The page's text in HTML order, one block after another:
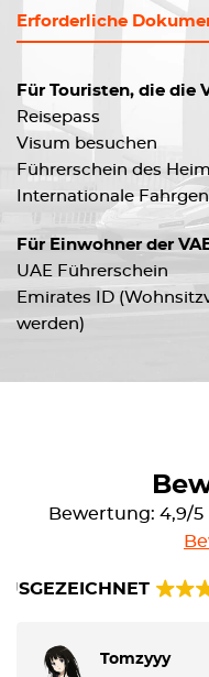
Erforderliche
Für Touristen, die die
Reisepass
Visum besuchen
Führerschein des
Internationale
Für Einwohner der
UAE Führerschein
Emirates ID
werden)
Bewertung: 4,9/5
Tomzyyy